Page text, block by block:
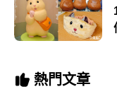
熱門文章